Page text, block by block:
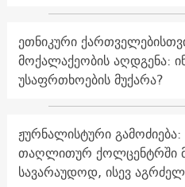
ეთნიკური
მოქალაქეობის აღდგენა:
უსაფრთხოების მუქარა?
ჟურნალისტური
თაღლითურ ქოლცენტრში
სავარაუდოდ, ისევ